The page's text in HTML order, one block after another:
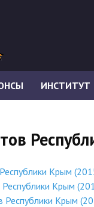
ИНСТИТУТ
Крым
Республики Крым
Республики Крым